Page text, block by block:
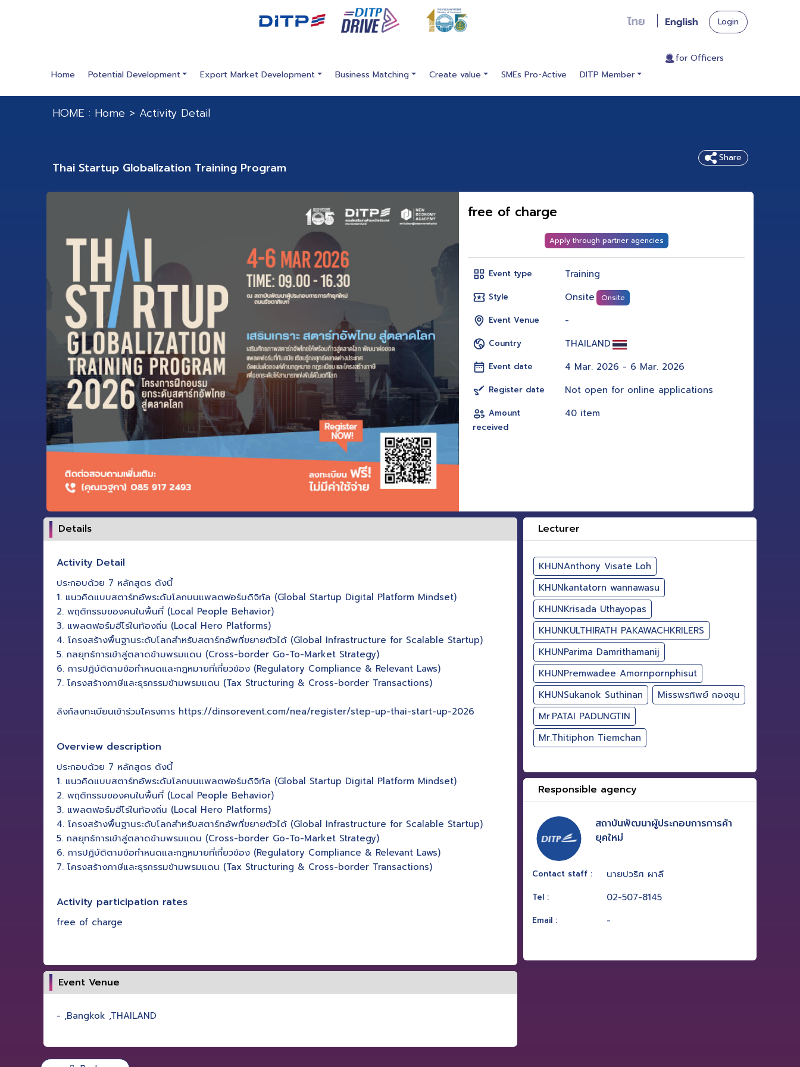
Login
. for Officers
Home
Potential Development Export Market Development Business Matching Create value SMEs Pro-Active DITP Member
HOME : Home > Activity Detail
Thai Startup Globalization Training Program
Share
free of charge
Apply through partner agencies
Event type Training
Style Onsite Onsite
Event Venue -
Country THAILAND
Event date 4 Mar. 2026 - 6 Mar. 2026
Register date Not open for online applications
Amount
received
40 item
Details
Activity Detail
ประกอบด้วย 7 หลักสูตร ดังนี้
1. แนวคิดแบบสตาร์ทอัพระดับโลกบนแพลตฟอร์มดิจิทัล (Global Startup Digital Platform Mindset)
2. พฤติกรรมของคนในพื้นที่ (Local People Behavior)
3. แพลตฟอร์มฮีโร่ในท้องถิ่น (Local Hero Platforms)
4. โครงสร้างพื้นฐานระดับโลกสำหรับสตาร์ทอัพที่ขยายตัวได้ (Global Infrastructure for Scalable Startup)
5. กลยุทธ์การเข้าสู่ตลาดข้ามพรมแดน (Cross-border Go-To-Market Strategy)
6. การปฏิบัติตามข้อกำหนดและกฎหมายที่เกี่ยวข้อง (Regulatory Compliance & Relevant Laws)
7. โครงสร้างภาษีและธุรกรรมข้ามพรมแดน (Tax Structuring & Cross-border Transactions)
ลิงก์ลงทะเบียนเข้าร่วมโครงการ https://dinsorevent.com/nea/register/step-up-thai-start-up-2026
Overview description
ประกอบด้วย 7 หลักสูตร ดังนี้
1. แนวคิดแบบสตาร์ทอัพระดับโลกบนแพลตฟอร์มดิจิทัล (Global Startup Digital Platform Mindset)
2. พฤติกรรมของคนในพื้นที่ (Local People Behavior)
3. แพลตฟอร์มฮีโร่ในท้องถิ่น (Local Hero Platforms)
4. โครงสร้างพื้นฐานระดับโลกสำหรับสตาร์ทอัพที่ขยายตัวได้ (Global Infrastructure for Scalable Startup)
5. กลยุทธ์การเข้าสู่ตลาดข้ามพรมแดน (Cross-border Go-To-Market Strategy)
6. การปฏิบัติตามข้อกำหนดและกฎหมายที่เกี่ยวข้อง (Regulatory Compliance & Relevant Laws)
7. โครงสร้างภาษีและธุรกรรมข้ามพรมแดน (Tax Structuring & Cross-border Transactions)
Activity participation rates
free of charge
Event Venue
- ,Bangkok ,THAILAND
Lecturer
KHUNAnthony Visate Loh
KHUNkantatorn wannawasu
KHUNKrisada Uthayopas
KHUNKULTHIRATH PAKAWACHKRILERS
KHUNParima Damrithamanij
KHUNPremwadee Amornpornphisut
KHUNSukanok Suthinan
Missพรทิพย์ กองชุน
Mr.PATAI PADUNGTIN
Mr.Thitiphon Tiemchan
Responsible agency
สถาบันพัฒนาผู้ประกอบการการค้า
ยุคใหม่
Contact staff : นายปวริศ ผาลี
Tel : 02-507-8145
Email : -